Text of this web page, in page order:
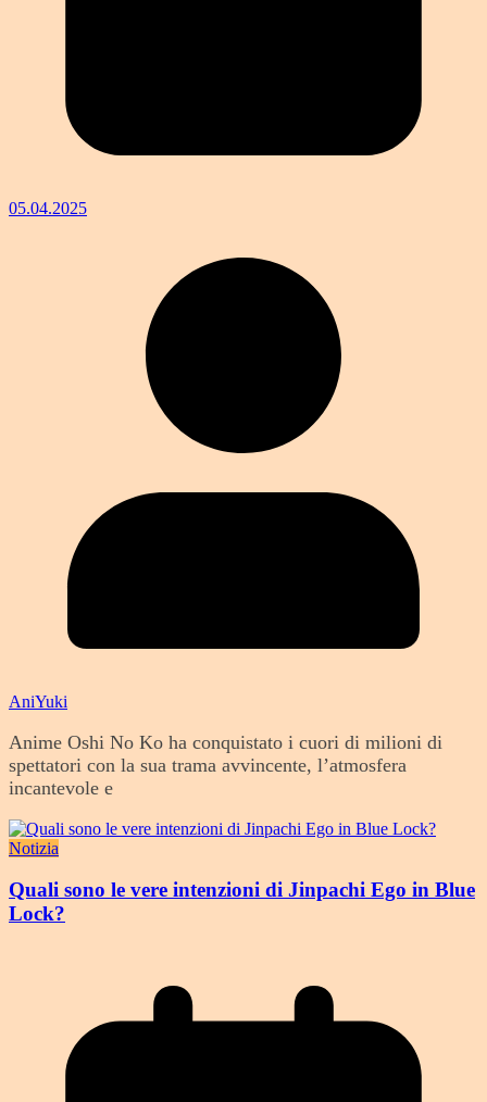
05.04.2025
AniYuki
Anime Oshi No Ko ha conquistato i cuori di milioni di
spettatori con la sua trama avvincente, l’atmosfera
incantevole e
Notizia
Quali sono le vere intenzioni di Jinpachi Ego in Blue
Lock?